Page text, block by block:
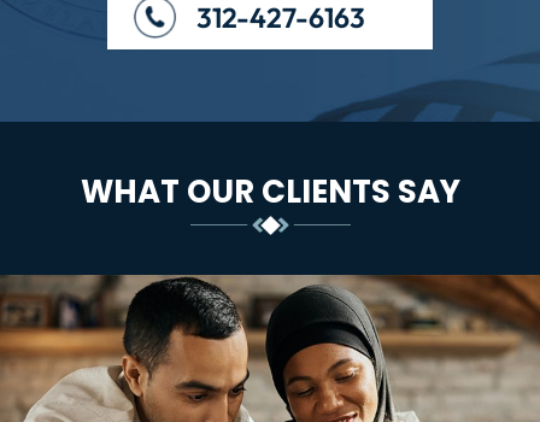
312-427-6163
WHAT OUR CLIENTS SAY